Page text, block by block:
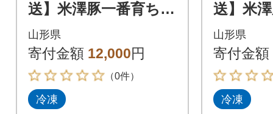
送】米澤豚一番育ち
【豚ロース味噌漬10
枚】
山形県
寄付金額 12,000円
（0件）
冷凍
送】米
【豚ロ
枚】
山形県
寄付金額
冷凍